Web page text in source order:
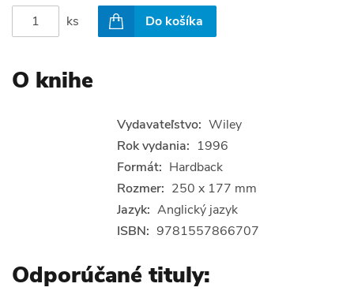
ks Do košíka
O knihe
Vydavateľstvo: Wiley
Rok vydania: 1996
Formát: Hardback
Rozmer: 250 x 177 mm
Jazyk: Anglický jazyk
ISBN: 9781557866707
Odporúčané tituly: